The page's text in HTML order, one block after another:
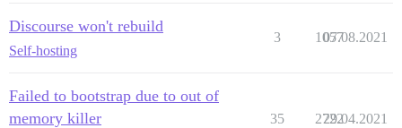
Discourse won't rebuild
Self-hosting
3 1057
07.08.2021
Failed to bootstrap due to out of
memory killer
35 2722
29.04.2021